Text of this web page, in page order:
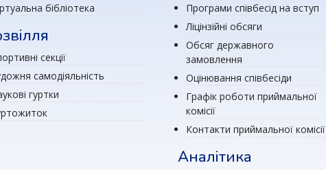
бібліотека
секції
самодіяльність
гуртки
Програми співбесід на вступ
Ліцінзійні обсяги
Обсяг державного
замовлення
Оцінювання співбесіди
Графік роботи приймальної
комісії
Контакти приймальної комісії
Аналітика